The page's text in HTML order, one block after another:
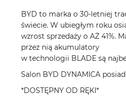
BYD to marka o 30-letniej
świecie. W ubiegłym roku
wzrost sprzedaży o AŻ 41%.
przez nią akumulatory
w technologii BLADE są
Salon BYD DYNAMICA
*DOSTĘPNY OD RĘKI*